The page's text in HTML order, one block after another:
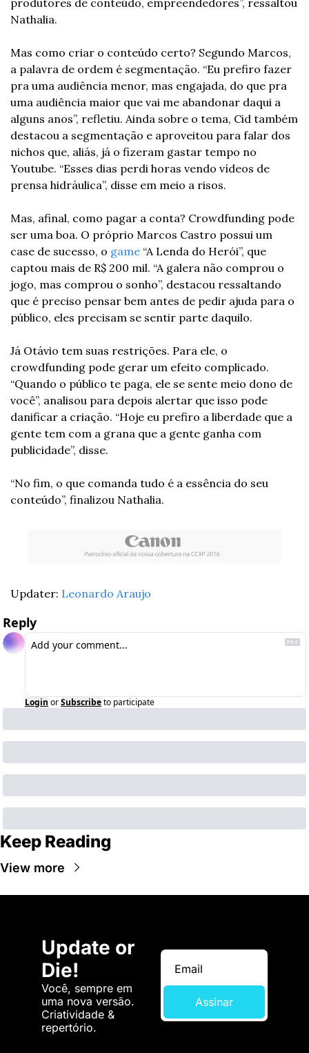
produtores de conteúdo, empreendedores”, ressaltou
Nathalia.
Mas como criar o conteúdo certo? Segundo Marcos,
a palavra de ordem é segmentação. “Eu prefiro fazer
pra uma audiência menor, mas engajada, do que pra
uma audiência maior que vai me abandonar daqui a
alguns anos”, refletiu. Ainda sobre o tema, Cid também
destacou a segmentação e aproveitou para falar dos
nichos que, aliás, já o fizeram gastar tempo no
Youtube. “Esses dias perdi horas vendo vídeos de
prensa hidráulica”, disse em meio a risos.
Mas, afinal, como pagar a conta? Crowdfunding pode
ser uma boa. O próprio Marcos Castro possui um
case de sucesso, o game “A Lenda do Herói”, que
captou mais de R$ 200 mil. “A galera não comprou o
jogo, mas comprou o sonho”, destacou ressaltando
que é preciso pensar bem antes de pedir ajuda para o
público, eles precisam se sentir parte daquilo.
Já Otávio tem suas restrições. Para ele, o
crowdfunding pode gerar um efeito complicado.
“Quando o público te paga, ele se sente meio dono de
você”, analisou para depois alertar que isso pode
danificar a criação. “Hoje eu prefiro a liberdade que a
gente tem com a grana que a gente ganha com
publicidade”, disse.
“No fim, o que comanda tudo é a essência do seu
conteúdo”, finalizou Nathalia.
Updater: Leonardo Araujo
Reply
Login orSubscribeto participate
Keep Reading
View more
Update or
Die!
Você, sempre em
uma nova versão.
Criatividade &
repertório.
Assinar